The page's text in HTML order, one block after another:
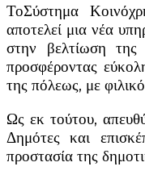
ΤοΣύστημα
αποτελεί μια νέα
στην βελτίωση
προσφέροντας
της πόλεως, με
Ως εκ τούτου,
Δημότες και
προστασία της